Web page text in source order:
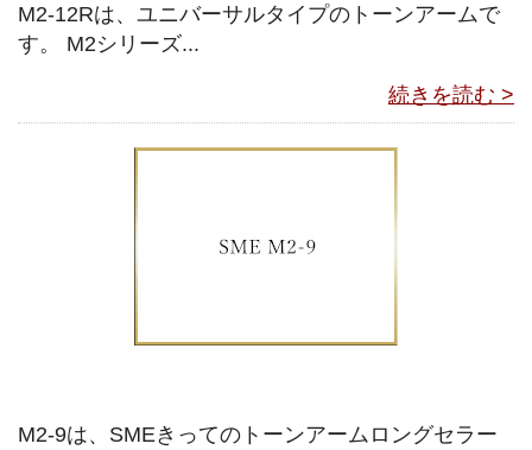
M2-12Rは、ユニバーサルタイプのトーンアームで
す。 M2シリーズ...
続きを読む >
M2-9は、SMEきってのトーンアームロングセラー